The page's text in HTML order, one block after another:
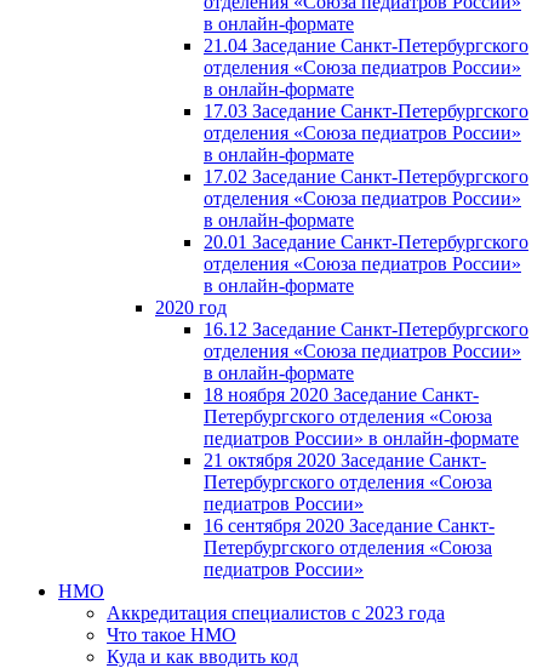
в онлайн-формате
21.04 Заседание Санкт-Петербургского
отделения «Союза педиатров России»
в онлайн-формате
17.03 Заседание Санкт-Петербургского
отделения «Союза педиатров России»
в онлайн-формате
17.02 Заседание Санкт-Петербургского
отделения «Союза педиатров России»
в онлайн-формате
20.01 Заседание Санкт-Петербургского
отделения «Союза педиатров России»
в онлайн-формате
2020 год
16.12 Заседание Санкт-Петербургского
отделения «Союза педиатров России»
в онлайн-формате
18 ноября 2020 Заседание Санкт-
Петербургского отделения «Союза
педиатров России» в онлайн-формате
21 октября 2020 Заседание Санкт-
Петербургского отделения «Союза
педиатров России»
16 сентября 2020 Заседание Санкт-
Петербургского отделения «Союза
педиатров России»
НМО
Аккредитация специалистов с 2023 года
Что такое НМО
Куда и как вводить код